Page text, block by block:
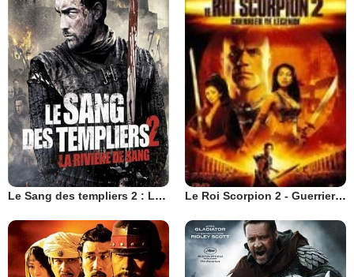
Le Sang des templiers 2 : La rivière de sang Le Roi Scorpion 2 - Guerrier de légende